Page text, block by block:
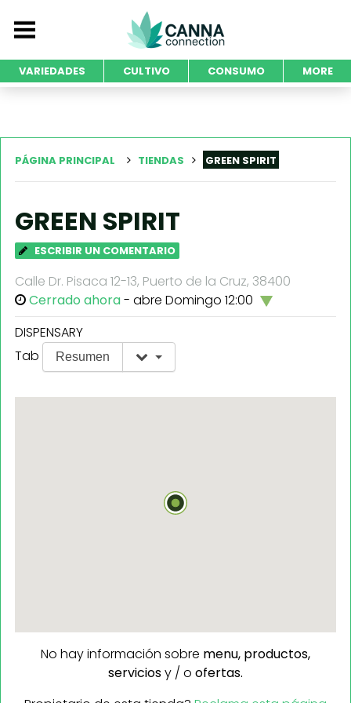
VARIEDADES CULTIVO CONSUMO MORE
PÁGINA PRINCIPAL TIENDAS GREEN SPIRIT
GREEN SPIRIT
ESCRIBIR UN COMENTARIO
Calle Dr. Pisaca 12-13, Puerto de la Cruz, 38400
Cerrado ahora- abre Domingo 12:00
DISPENSARY
Tab
Resumen
No hay información sobre menu, productos,
serviciosy / o ofertas.